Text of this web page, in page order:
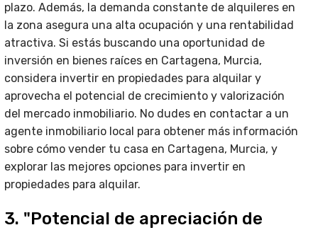
plazo. Además, la demanda constante de alquileres en
la zona asegura una alta ocupación y una rentabilidad
atractiva. Si estás buscando una oportunidad de
inversión en bienes raíces en Cartagena, Murcia,
considera invertir en propiedades para alquilar y
aprovecha el potencial de crecimiento y valorización
del mercado inmobiliario. No dudes en contactar a un
agente inmobiliario local para obtener más información
sobre cómo vender tu casa en Cartagena, Murcia, y
explorar las mejores opciones para invertir en
propiedades para alquilar.
3. "Potencial de apreciación de